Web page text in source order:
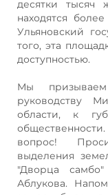
десятки тысяч
находятся
Ульяновский
того, эта
доступностью.
Мы
руководству
области, к
вопрос!
выделения
"Дворца
Аблукова.